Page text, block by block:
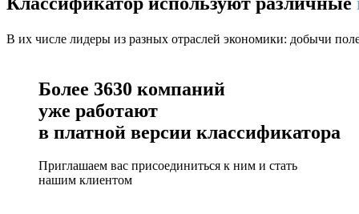
В их числе лидеры из разных отраслей экономики: добычи
Более 3630 компаний
уже работают
в платной версии классификатора
Приглашаем вас присоединиться к ним и стать
нашим клиентом